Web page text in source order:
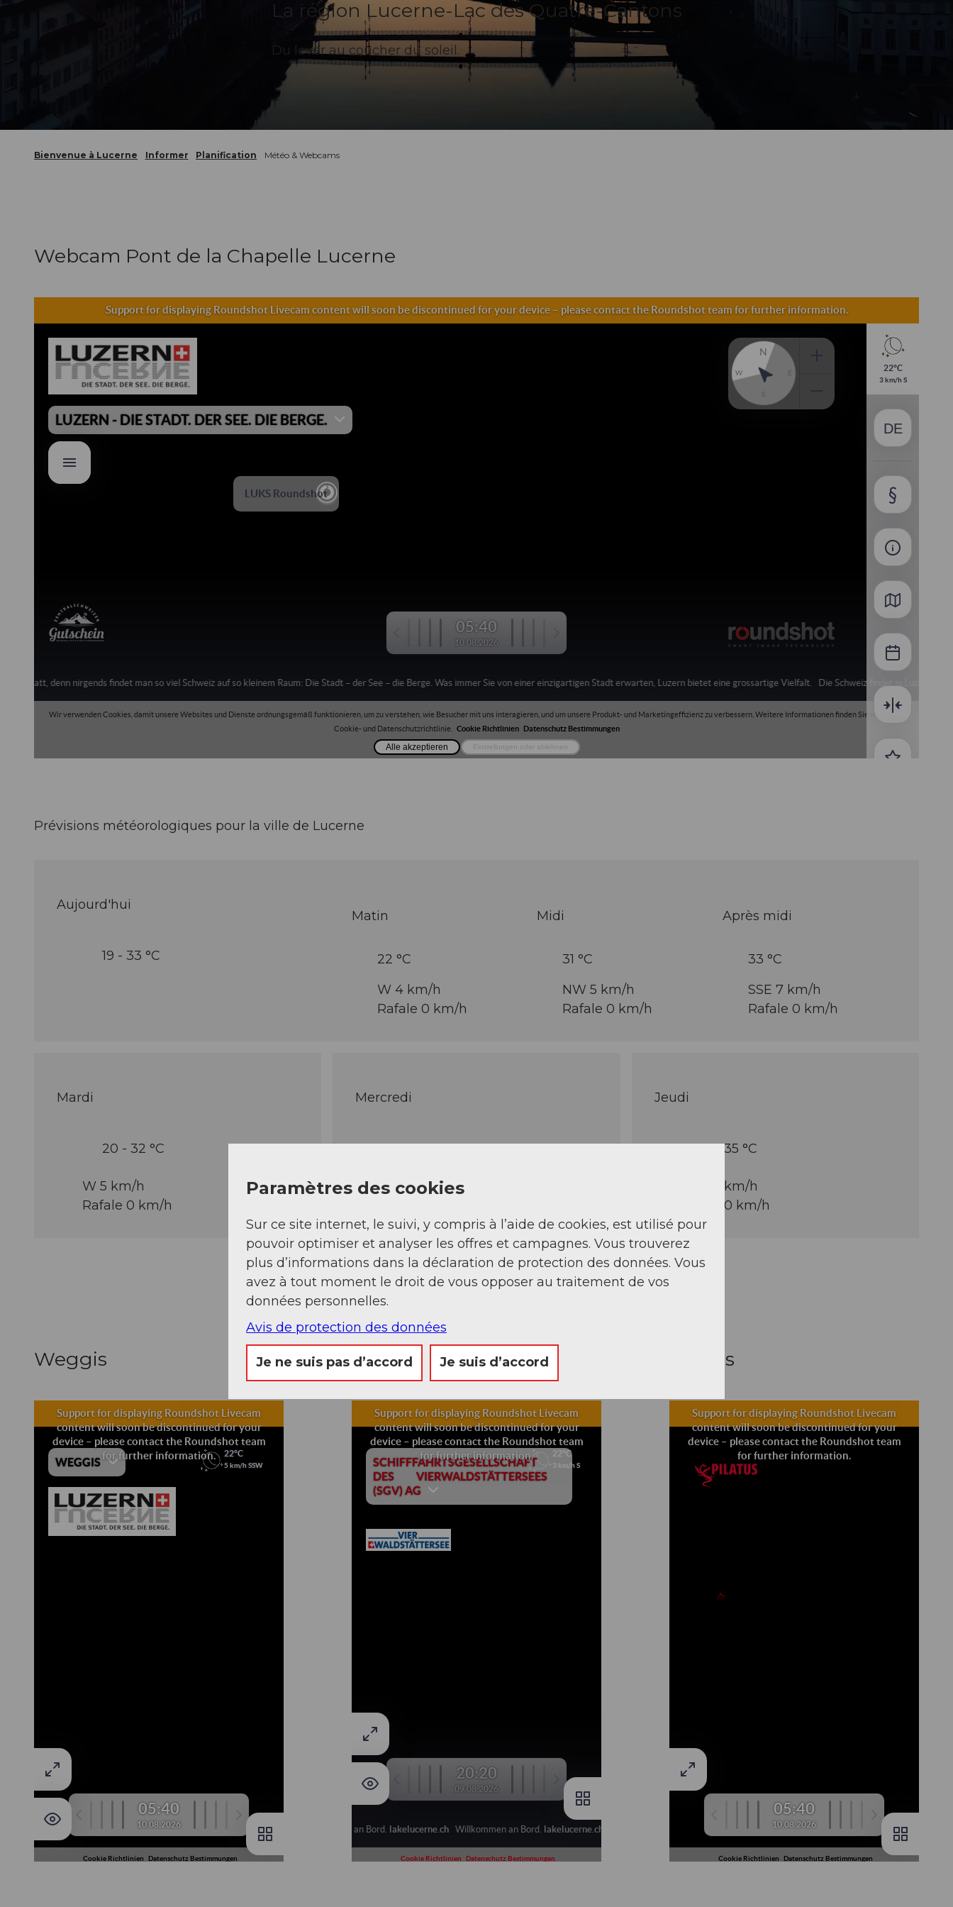
La région Lucerne-Lac des Quatre-Cantons
Du lever au coucher du soleil.
Bienvenue à Lucerne Informer Planification Météo & Webcams
Webcam Pont de la Chapelle Lucerne
Prévisions météorologiques pour la ville de Lucerne
Aujourd'hui
19 - 33 °C
Matin
22 °C
W 4 km/h
Rafale 0 km/h
Midi
31 °C
NW 5 km/h
Rafale 0 km/h
Après midi
33 °C
SSE 7 km/h
Rafale 0 km/h
Mardi
20 - 32 °C
W 5 km/h
Rafale 0 km/h
Mercredi
19 - 33 °C
S 5 km/h
Jeudi
19 - 35 °C
SSW 5 km/h
Rafale 0 km/h
Weggis Lac des Quatre-Cantons Pilatus
Paramètres des cookies
Sur ce site internet, le suivi, y compris à l’aide de cookies, est utilisé pour
pouvoir optimiser et analyser les offres et campagnes. Vous trouverez
plus d’informations dans la déclaration de protection des données. Vous
avez à tout moment le droit de vous opposer au traitement de vos
données personnelles.
Avis de protection des données
Je ne suis pas d’accord Je suis d’accord